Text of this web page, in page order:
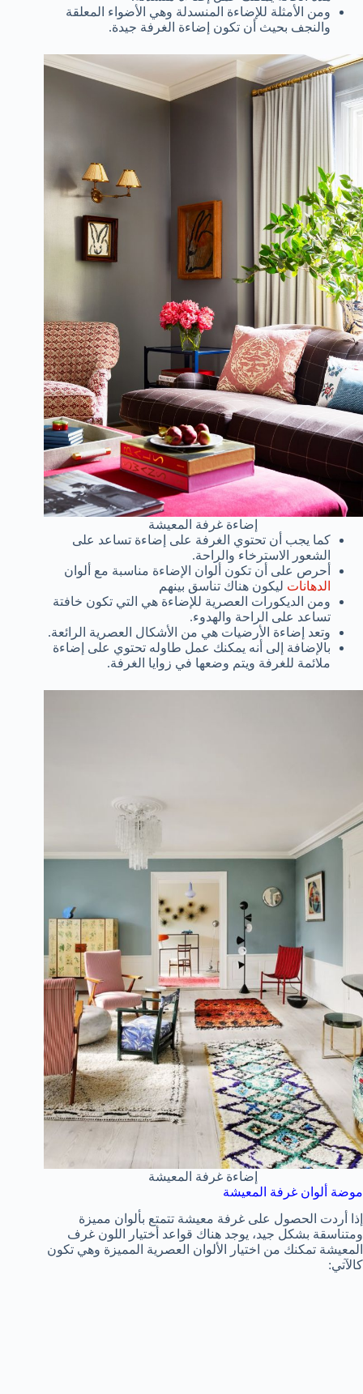
ومن الأمثلة للإضاءة المنسدلة وهي الأضواء المعلقة
والنجف بحيث أن تكون إضاءة الغرفة جيدة.
إضاءة غرفة المعيشة
كما يجب أن تحتوي الغرفة على إضاءة تساعد على
الشعور الاسترخاء والراحة.
أحرص على أن تكون ألوان الإضاءة مناسبة مع ألوان
الدهانات ليكون هناك تناسق بينهم
ومن الديكورات العصرية للإضاءة هي التي تكون خافتة
تساعد على الراحة والهدوء.
وتعد إضاءة الأرضيات هي من الأشكال العصرية الرائعة.
بالإضافة إلى أنه يمكنك عمل طاوله تحتوي على إضاءة
ملائمة للغرفة ويتم وضعها في زوايا الغرفة.
إضاءة غرفة المعيشة
موضة ألوان غرفة المعيشة
إذا أردت الحصول على غرفة معيشة تتمتع بألوان مميزة
ومتناسقة بشكل جيد، يوجد هناك قواعد أختيار اللون غرف
المعيشة تمكنك من اختيار الألوان العصرية المميزة وهي تكون
كالآتي: